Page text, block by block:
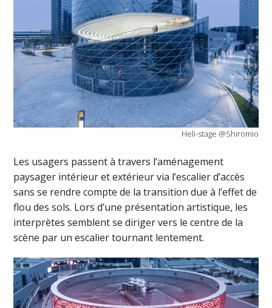
Heli-stage @Shiromio
Les usagers passent à travers l’aménagement
paysager intérieur et extérieur via l’escalier d’accès
sans se rendre compte de la transition due à l’effet de
flou des sols. Lors d’une présentation artistique, les
interprètes semblent se diriger vers le centre de la
scène par un escalier tournant lentement.